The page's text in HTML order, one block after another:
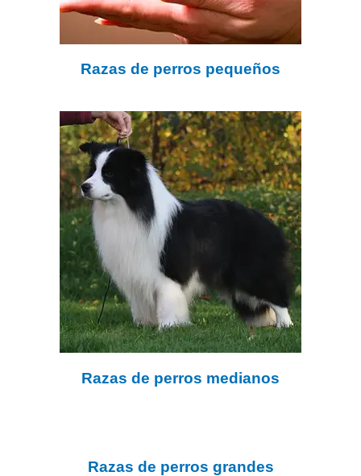
Razas de perros pequeños
Razas de perros medianos
Razas de perros grandes